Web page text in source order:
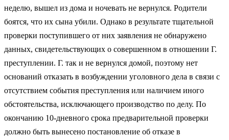
неделю, вышел из дома и ночевать не вернулся. Родители
боятся, что их сына убили. Однако в результате тщательной
проверки поступившего от них заявления не обнаружено
данных, свидетельствующих о совершенном в отношении Г.
преступлении. Г. так и не вернулся домой, поэтому нет
оснований отказать в возбуждении уголовного дела в связи с
отсутствием события преступления или наличием иного
обстоятельства, исключающего производство по делу. По
окончанию 10-дневного срока предварительной проверки
должно быть вынесено постановление об отказе в